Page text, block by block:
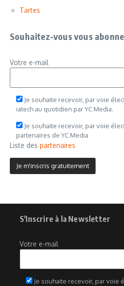
Tartes
Souhaitez-vous vous
Votre e-mail
Je souhaite recevoir, par voie
iatech au quotidien par YC Media.
Je souhaite recevoir, par voie
partenaires de YC Media
Liste des partenaires
S'Inscrire à la Newsletter
Votre e-mail
Je souhaite recevoir, par